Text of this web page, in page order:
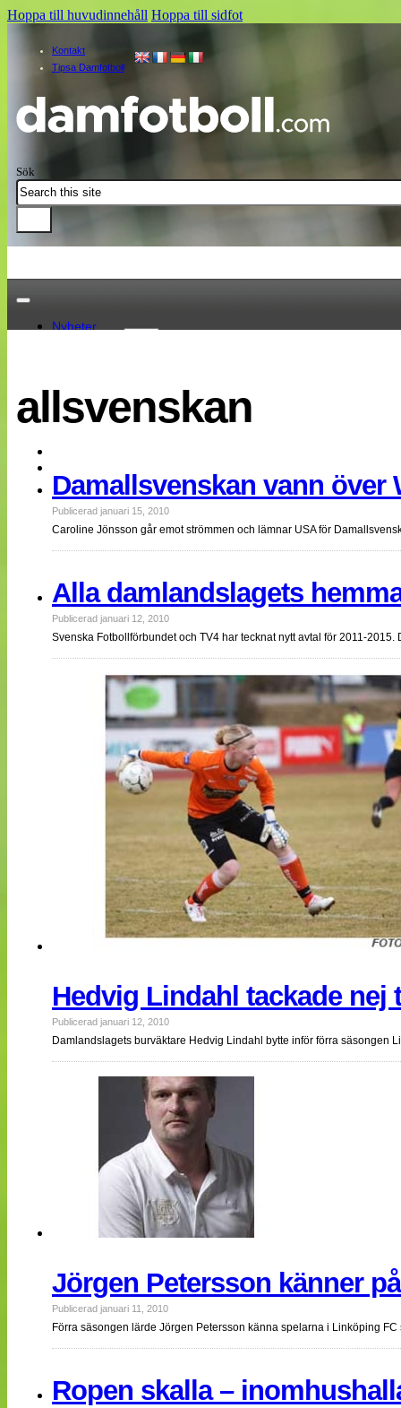
Hoppa till huvudinnehåll Hoppa till sidfot
Kontakt
Tipsa Damfotboll
Sök
Nyheter
EM 2013
Internationellt
Bloggar
Lagen
Webb-TV
Cuper
Split vision
Om oss
Annonsera
Statistik
Tipsa Damfotboll
Kontakt
allsvenskan
Damallsvenskan vann över
Publicerad januari 15, 2010
Caroline Jönsson går emot strömmen och lämnar USA för
Alla damlandslagets
Publicerad januari 12, 2010
Svenska Fotbollförbundet och TV4 har tecknat nytt avtal för 2011-
Hedvig Lindahl tackade nej
Publicerad januari 12, 2010
Damlandslagets burväktare Hedvig Lindahl bytte inför förra säsongen
Jörgen Petersson känner
Publicerad januari 11, 2010
Förra säsongen lärde Jörgen Petersson känna spelarna i Linköping
Ropen skalla –